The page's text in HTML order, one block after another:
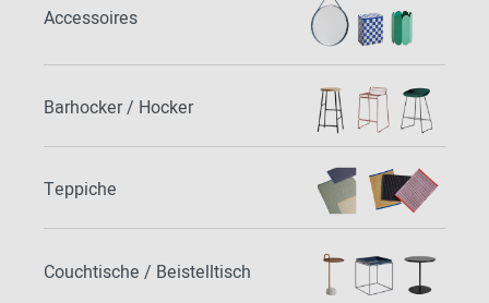
Accessoires
Barhocker / Hocker
Teppiche
Couchtische / Beistelltisch